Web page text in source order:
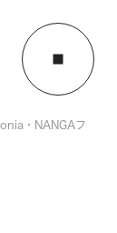
・NANGAフ